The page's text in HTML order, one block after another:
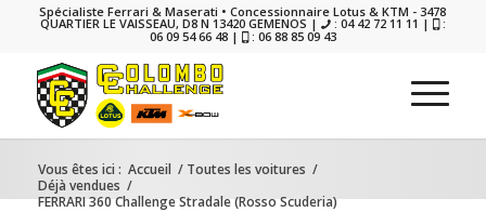
Spécialiste Ferrari & Maserati • Concessionnaire Lotus & KTM - 3478
QUARTIER LE VAISSEAU, D8 N 13420 GEMENOS | : 04 42 72 11 11 |
:
06 09 54 66 48 |
: 06 88 85 09 43
Vous êtes ici : Accueil / Toutes les voitures /
Déjà vendues /
FERRARI 360 Challenge Stradale (Rosso Scuderia)